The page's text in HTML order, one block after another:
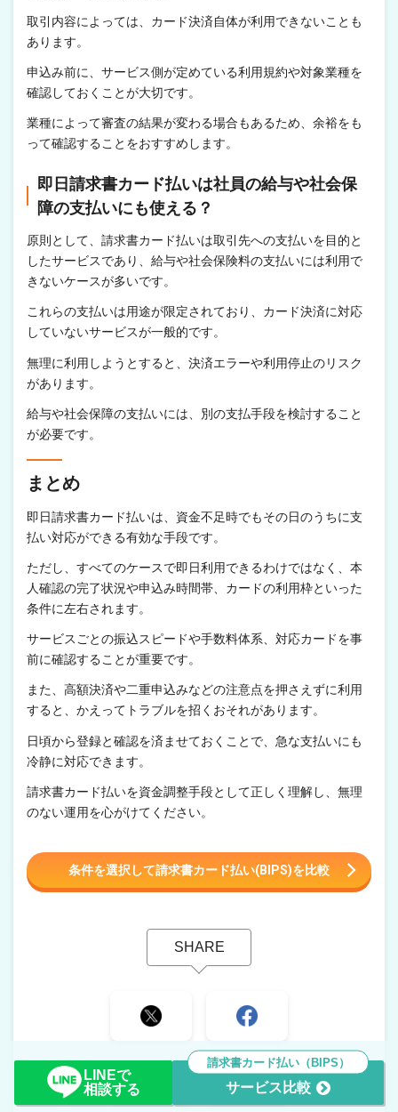
取引内容によっては、カード決済自体が利用できないことも
あります。
申込み前に、サービス側が定めている利用規約や対象業種を
確認しておくことが大切です。
業種によって審査の結果が変わる場合もあるため、余裕をも
って確認することをおすすめします。
即日請求書カード払いは社員の給与や社会保
障の支払いにも使える？
原則として、請求書カード払いは取引先への支払いを目的と
したサービスであり、給与や社会保険料の支払いには利用で
きないケースが多いです。
これらの支払いは用途が限定されており、カード決済に対応
していないサービスが一般的です。
無理に利用しようとすると、決済エラーや利用停止のリスク
があります。
給与や社会保障の支払いには、別の支払手段を検討すること
が必要です。
まとめ
即日請求書カード払いは、資金不足時でもその日のうちに支
払い対応ができる有効な手段です。
ただし、すべてのケースで即日利用できるわけではなく、本
人確認の完了状況や申込み時間帯、カードの利用枠といった
条件に左右されます。
サービスごとの振込スピードや手数料体系、対応カードを事
前に確認することが重要です。
また、高額決済や二重申込みなどの注意点を押さえずに利用
すると、かえってトラブルを招くおそれがあります。
日頃から登録と確認を済ませておくことで、急な支払いにも
冷静に対応できます。
請求書カード払いを資金調整手段として正しく理解し、無理
のない運用を心がけてください。
条件を選択して請求書カード払い(BIPS)を比較
LINEで
相談する
請求書カード払い（BIPS）
サービス比較